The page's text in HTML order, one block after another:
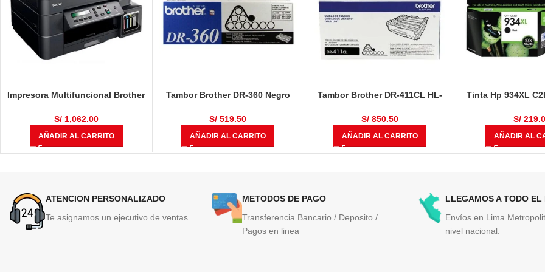
Impresora Multifuncional Brother
S/1,062.00
AÑADIR AL CARRITO
Tambor Brother DR-360 Negro
S/ 519.50
AÑADIR AL CARRITO
Tambor Brother DR-411CL HL-
MULTIF, MFC-L8610CDW, MFC-
L8900CDW 50,000 Páginas
S/ 850.50
AÑADIR AL CARRITO
Tinta Hp 934XL
S/
AÑADIR AL
ATENCION PERSONALIZADO
Te asignamos un ejecutivo de ventas.
METODOS DE PAGO
Transferencia Bancario / Deposito /
Pagos en linea
LLEGAMOS A TODO EL
Envíos en Lima
nivel nacional.